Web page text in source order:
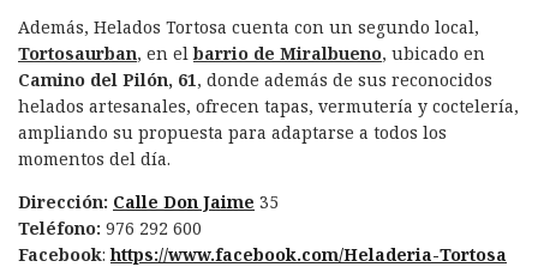
Además, Helados Tortosa cuenta con un segundo local,
Tortosaurban, en elbarrio de Miralbueno, ubicado en
Camino del Pilón, 61, donde además de sus reconocidos
helados artesanales, ofrecen tapas, vermutería y coctelería,
ampliando su propuesta para adaptarse a todos los
momentos del día.
Dirección: Calle Don Jaime 35
Teléfono: 976 292 600
Facebook:https://www.facebook.com/Heladeria-Tortosa